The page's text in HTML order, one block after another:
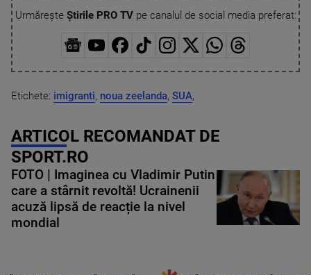
Urmărește Știrile PRO TVpe canalul de social media preferat:
Etichete: imigranti, noua zeelanda, SUA,
ARTICOL RECOMANDAT DE
SPORT.RO
FOTO | Imaginea cu Vladimir Putin
care a stârnit revoltă! Ucrainenii
acuză lipsă de reacție la nivel
mondial